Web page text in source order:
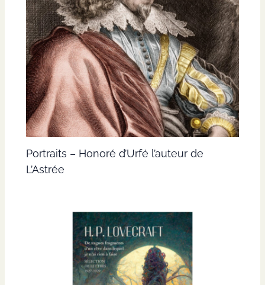
Portraits – Honoré d’Urfé l’auteur de
L’Astrée